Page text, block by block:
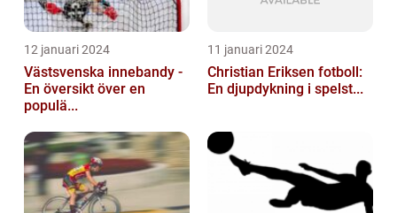
12 januari 2024
Västsvenska innebandy -
En översikt över en
populä...
11 januari 2024
Christian Eriksen fotboll:
En djupdykning i spelst...